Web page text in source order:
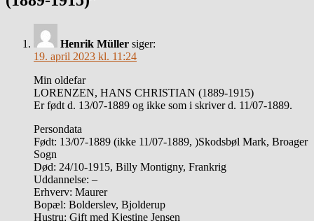
Henrik Müller siger:
19. april 2023 kl. 11:24
Min oldefar
LORENZEN, HANS CHRISTIAN (1889-1915)
Er født d. 13/07-1889 og ikke som i skriver d. 11/07-1889.
Persondata
Født: 13/07-1889 (ikke 11/07-1889, )Skodsbøl Mark, Broager
Sogn
Død: 24/10-1915, Billy Montigny, Frankrig
Uddannelse: –
Erhverv: Maurer
Bopæl: Bolderslev, Bjolderup
Hustru: Gift med Kjestine Jensen